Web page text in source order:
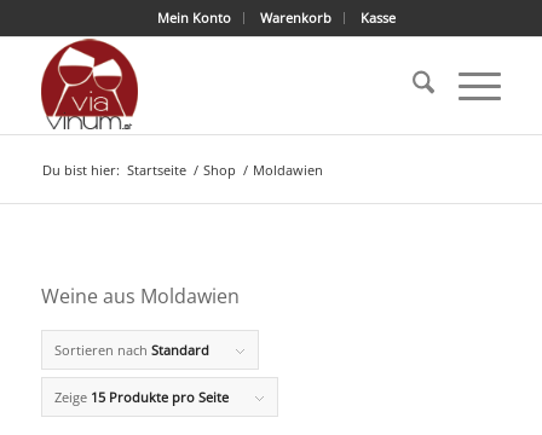
Mein Konto Warenkorb Kasse
Du bist hier: Startseite / Shop / Moldawien
Weine aus Moldawien
Sortieren nach Standard
Zeige 15 Produkte pro Seite